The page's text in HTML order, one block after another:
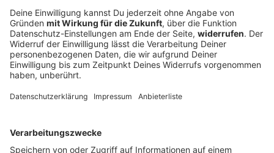
Bisher lief das «HeidiFest» bei ProSieben, jetzt zieht
Heidi Klum mit ihrer Show zu RTL um. Was hinter dem
Senderwechsel steckt.
DEINE GEMERKTEN ARTIKEL